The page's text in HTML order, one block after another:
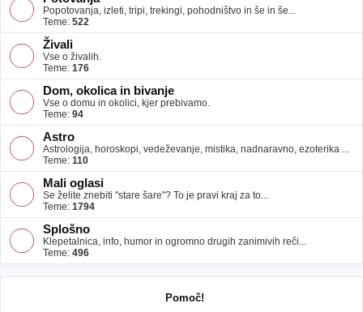
Popotovanja, izleti, tripi, trekingi, pohodništvo in še in še...
Teme: 522
Živali
Vse o živalih.
Teme: 176
Dom, okolica in bivanje
Vse o domu in okolici, kjer prebivamo.
Teme: 94
Astro
Astrologija, horoskopi, vedeževanje, mistika, nadnaravno, ezoterika ...
Teme: 110
Mali oglasi
Se želite znebiti "stare šare"? To je pravi kraj za to...
Teme: 1794
Splošno
Klepetalnica, info, humor in ogromno drugih zanimivih reči...
Teme: 496
Pomoč!